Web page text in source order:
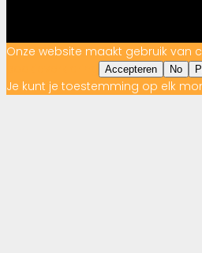
Onze website maakt gebruik van
Accepteren No
Je kunt je toestemming op elk